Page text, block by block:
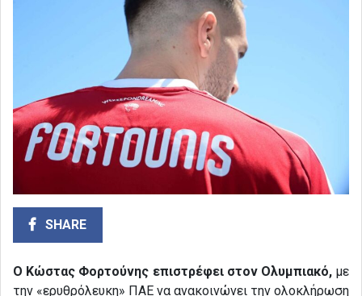
SHARE
Ο Κώστας Φορτούνης επιστρέφει στον Ολυμπιακό,με
την «ερυθρόλευκη» ΠΑΕ να ανακοινώνει την ολοκλήρωση